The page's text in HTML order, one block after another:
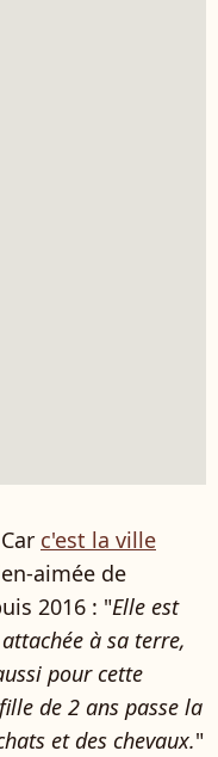
c'est la ville
aimée de
2016 : "Elle est
à sa terre,
pour cette
de 2 ans passe la
et des chevaux."